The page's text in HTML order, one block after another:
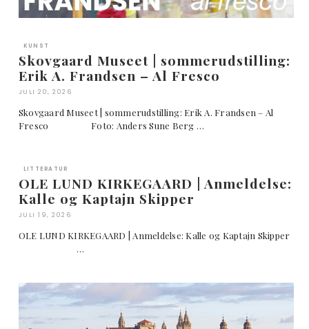
KUNST
Skovgaard Museet | sommerudstilling:
Erik A. Frandsen – Al Fresco
JULI 20, 2026
Skovgaard Museet | sommerudstilling: Erik A. Frandsen – Al
Fresco Foto: Anders Sune Berg …
LITTERATUR
OLE LUND KIRKEGAARD | Anmeldelse:
Kalle og Kaptajn Skipper
JULI 19, 2026
OLE LUND KIRKEGAARD | Anmeldelse: Kalle og Kaptajn Skipper
…